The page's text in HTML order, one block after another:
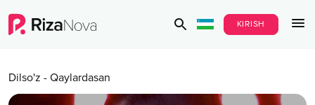
KIRISH
Dilso'z - Qaylardasan